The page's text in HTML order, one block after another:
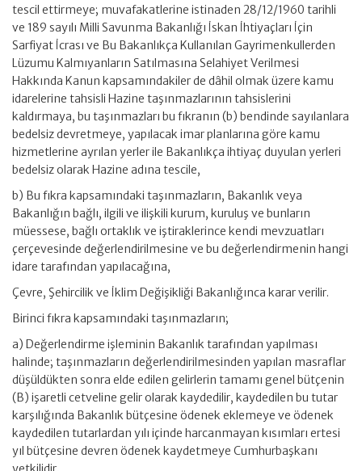
tescil ettirmeye; muvafakatlerine istinaden 28/12/1960 tarihli
ve 189 sayılı Milli Savunma Bakanlığı İskan İhtiyaçları İçin
Sarfiyat İcrası ve Bu Bakanlıkça Kullanılan Gayrimenkullerden
Lüzumu Kalmıyanların Satılmasına Selahiyet Verilmesi
Hakkında Kanun kapsamındakiler de dâhil olmak üzere kamu
idarelerine tahsisli Hazine taşınmazlarının tahsislerini
kaldırmaya, bu taşınmazları bu fıkranın (b) bendinde sayılanlara
bedelsiz devretmeye, yapılacak imar planlarına göre kamu
hizmetlerine ayrılan yerler ile Bakanlıkça ihtiyaç duyulan yerleri
bedelsiz olarak Hazine adına tescile,
b) Bu fıkra kapsamındaki taşınmazların, Bakanlık veya
Bakanlığın bağlı, ilgili ve ilişkili kurum, kuruluş ve bunların
müessese, bağlı ortaklık ve iştiraklerince kendi mevzuatları
çerçevesinde değerlendirilmesine ve bu değerlendirmenin hangi
idare tarafından yapılacağına,
Çevre, Şehircilik ve İklim Değişikliği Bakanlığınca karar verilir.
Birinci fıkra kapsamındaki taşınmazların;
a) Değerlendirme işleminin Bakanlık tarafından yapılması
halinde; taşınmazların değerlendirilmesinden yapılan masraflar
düşüldükten sonra elde edilen gelirlerin tamamı genel bütçenin
(B) işaretli cetveline gelir olarak kaydedilir, kaydedilen bu tutar
karşılığında Bakanlık bütçesine ödenek eklemeye ve ödenek
kaydedilen tutarlardan yılı içinde harcanmayan kısımları ertesi
yıl bütçesine devren ödenek kaydetmeye Cumhurbaşkanı